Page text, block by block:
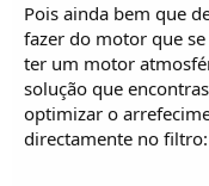
Pois ainda bem que
fazer do motor que
ter um motor
solução que
optimizar o
directamente no filtro: